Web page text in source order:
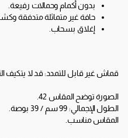
بدون أكمام وحمالات رفيعة.
حافة غير متماثلة متدفقة
إغلاق بسحاب.
قماش غير قابل للتمدد: قد لا يتكيف
الصورة توضح المقاس 42.
الطول الإجمالي: 99 سم ​​/ 39 بوصة.
المقاس مناسب.